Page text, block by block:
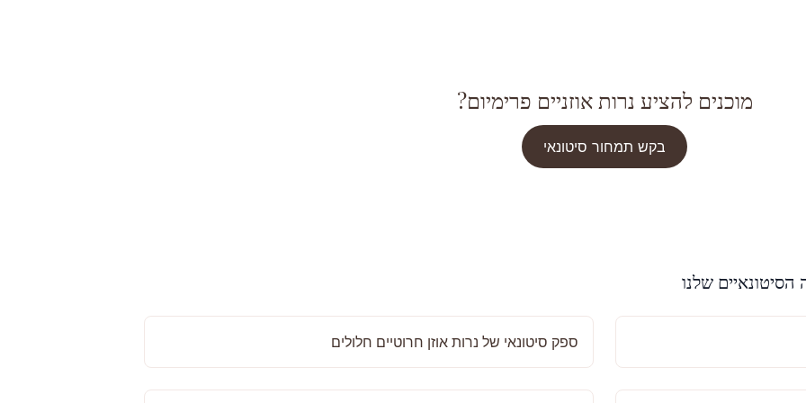
מוכנים להציע נרות אוזניים פרימיום?
בקש תמחור סיטונאי
הסיטונאיים שלנו
ספק סיטונאי של נרות אוזן חרוטיים חלולים